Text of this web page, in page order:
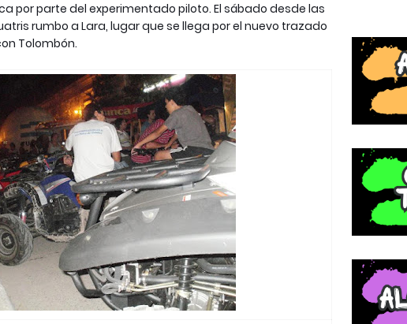
por parte del experimentado piloto. El sábado desde las
rumbo a Lara, lugar que se llega por el nuevo trazado
Tolombón.